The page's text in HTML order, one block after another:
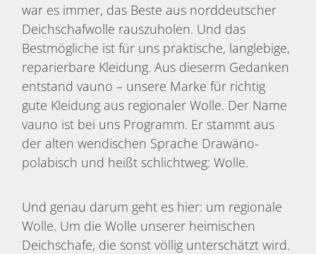
war es immer, das Beste aus norddeutscher
Deichschafwolle rauszuholen. Und das
Bestmögliche ist für uns praktische, langlebige,
reparierbare Kleidung. Aus dieserm Gedanken
entstand vauno – unsere Marke für richtig
gute Kleidung aus regionaler Wolle. Der Name
vauno ist bei uns Programm. Er stammt aus
der alten wendischen Sprache Drawäno-
polabisch und heißt schlichtweg: Wolle.
Und genau darum geht es hier: um regionale
Wolle. Um die Wolle unserer heimischen
Deichschafe, die sonst völlig unterschätzt wird.